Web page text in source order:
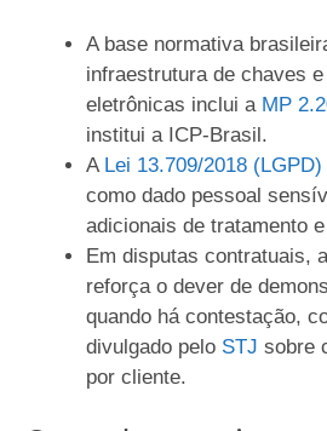
A base normativa
infraestrutura de chaves
eletrônicas inclui a MP
institui a ICP-Brasil.
A Lei 13.709/2018 (LGPD)
como dado pessoal
adicionais de tratamento
Em disputas contratuais,
reforça o dever de
quando há contestação,
divulgado pelo STJ sobre
por cliente.